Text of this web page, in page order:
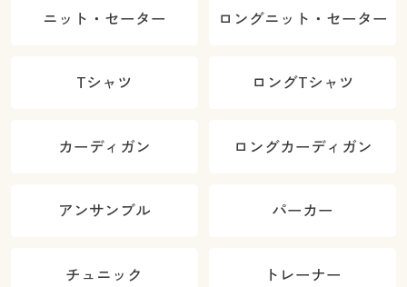
ニット・セーター ロングニット・セーター
Tシャツ ロングTシャツ
カーディガン ロングカーディガン
アンサンブル パーカー
チュニック トレーナー